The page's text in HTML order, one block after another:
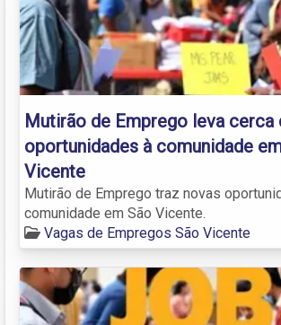
Mutirão de Emprego leva cerca
oportunidades à comunidade
Vicente
Mutirão de Emprego traz novas
comunidade em São Vicente.
Vagas de Empregos São Vicente